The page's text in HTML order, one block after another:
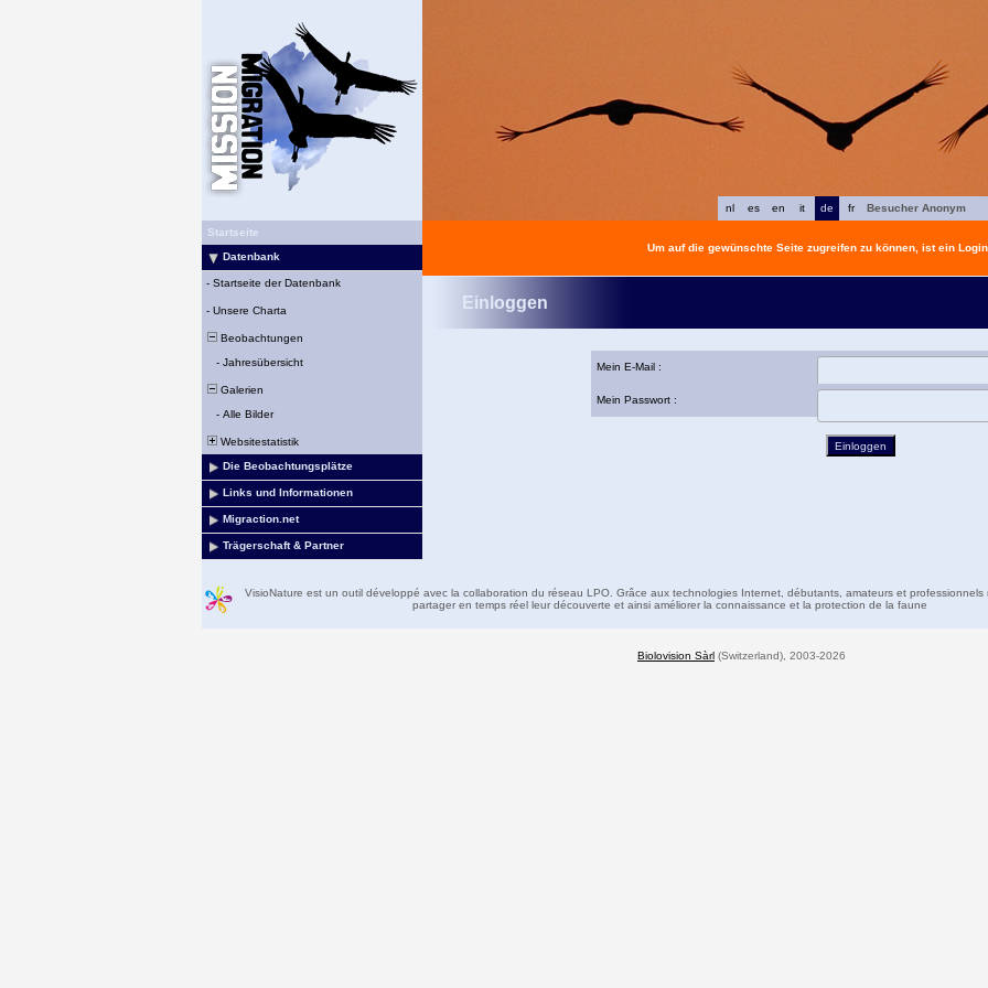
fr
de
it
en
es
nl
Besucher Anonym
Startseite
Datenbank
- Startseite der Datenbank
- Unsere Charta
Beobachtungen
- Jahresübersicht
Galerien
- Alle Bilder
Websitestatistik
Die Beobachtungsplätze
Links und Informationen
Migraction.net
Trägerschaft & Partner
Um auf die gewünschte Seite zugreifen zu können, ist ein
Einloggen
Mein E-Mail :
Mein Passwort :
VisioNature est un outil développé avec la collaboration du réseau LPO. Grâce aux technologies Internet, débutants, amateurs et professionnels
partager en temps réel leur découverte et ainsi améliorer la connaissance et la protection de la faune
Biolovision Sàrl (Switzerland), 2003-2026